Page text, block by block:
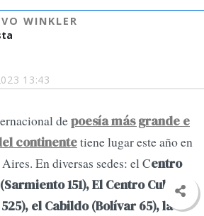
13:43
WINKLER
depoesía más grande e
continentetiene lugar este año en
En diversas sedes: el Centro
151), El Centro Cultural
el Cabildo (Bolívar 65), la